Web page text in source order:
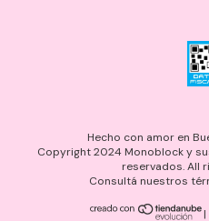
Hecho con amor en
Copyright 2024 Monoblock y
reservados. All
Consultá nuestros
|